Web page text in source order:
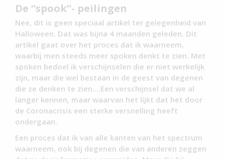
De “spook”- peilingen
Nee, dit is geen speciaal artikel ter gelegenheid van
Halloween. Dat was bijna 4 maanden geleden. Dit
artikel gaat over het proces dat ik waarneem,
waarbij men steeds meer spoken denkt te zien. Met
spoken bedoel ik verschijnselen die er niet werkelijk
zijn, maar die wel bestaan in de geest van degenen
die ze denken te zien….Een verschijnsel dat we al
langer kennen, maar waarvan het lijkt dat het door
de Coronacrisis een sterke versnelling heeft
ondergaan.
Een proces dat ik van alle kanten van het spectrum
waarneem, ook bij degenen die van anderen zeggen